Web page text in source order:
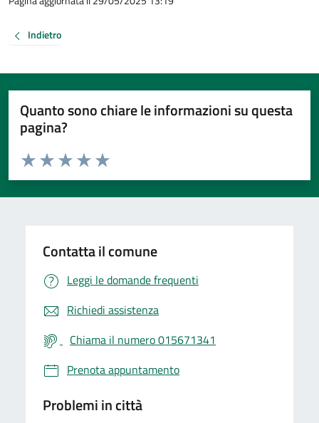
Indietro
Quanto sono chiare le informazioni su questa
pagina?
Valuta da 1 a 5 stelle la pagina
Valuta 5 stelle su 5
Valuta 4 stelle su 5
Valuta 3 stelle su 5
Valuta 2 stelle su 5
Valuta 1 stelle su 5
Contatta il comune
Leggi le domande frequenti
Richiedi assistenza
Chiama il numero 015671341
Prenota appuntamento
Problemi in città